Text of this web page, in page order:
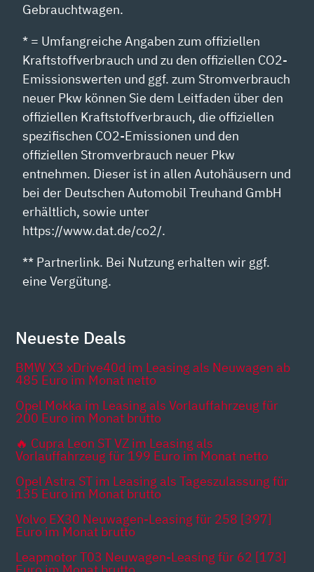
Gebrauchtwagen.
* = Umfangreiche Angaben zum offiziellen
Kraftstoffverbrauch und zu den offiziellen CO2-
Emissionswerten und ggf. zum Stromverbrauch
neuer Pkw können Sie dem Leitfaden über den
offiziellen Kraftstoffverbrauch, die offiziellen
spezifischen CO2-Emissionen und den
offiziellen Stromverbrauch neuer Pkw
entnehmen. Dieser ist in allen Autohäusern und
bei der Deutschen Automobil Treuhand GmbH
erhältlich, sowie unter
https://www.dat.de/co2/.
** Partnerlink. Bei Nutzung erhalten wir ggf.
eine Vergütung.
Neueste Deals
BMW X3 xDrive40d im Leasing als Neuwagen ab
485 Euro im Monat netto
Opel Mokka im Leasing als Vorlauffahrzeug für
200 Euro im Monat brutto
🔥 Cupra Leon ST VZ im Leasing als
Vorlauffahrzeug für 199 Euro im Monat netto
Opel Astra ST im Leasing als Tageszulassung für
135 Euro im Monat brutto
Volvo EX30 Neuwagen-Leasing für 258 [397]
Euro im Monat brutto
Leapmotor T03 Neuwagen-Leasing für 62 [173]